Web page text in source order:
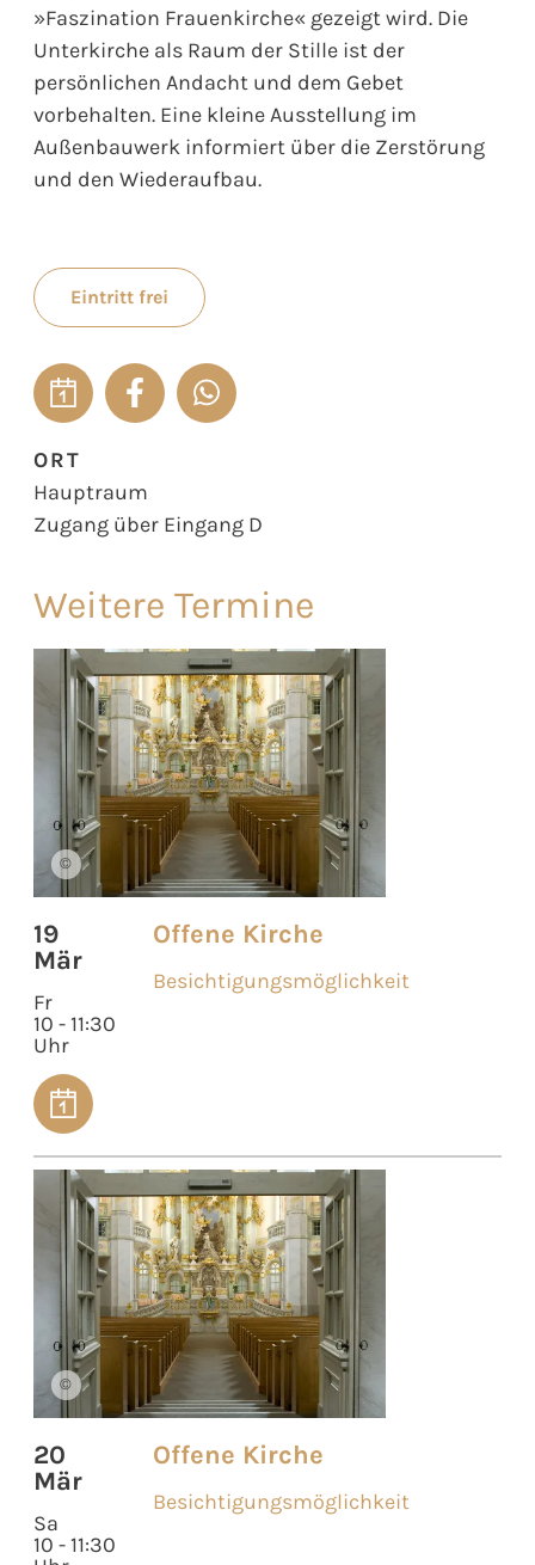
»Faszination Frauenkirche« gezeigt wird. Die
Unterkirche als Raum der Stille ist der
persönlichen Andacht und dem Gebet
vorbehalten. Eine kleine Ausstellung im
Außenbauwerk informiert über die Zerstörung
und den Wiederaufbau.
Eintritt frei
ORT
Hauptraum
Zugang über Eingang D
Weitere Termine
©
19
Mär
Fr
10 - 11:30
Uhr
Offene Kirche
Besichtigungsmöglichkeit
©
20
Mär
Sa
10 - 11:30
Offene Kirche
Besichtigungsmöglichkeit